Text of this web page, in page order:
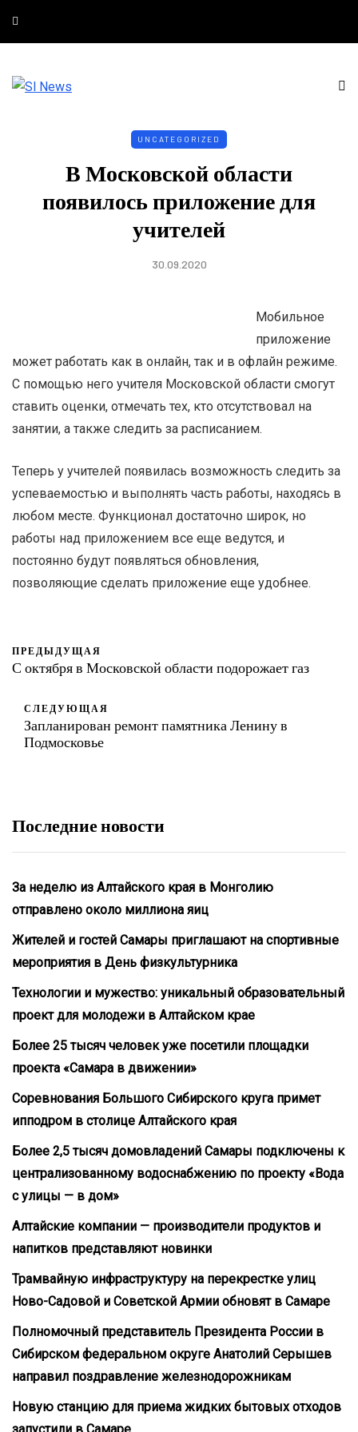
UNCATEGORIZED
В Московской области
появилось приложение для
учителей
30.09.2020
Мобильное
приложение
может работать как в онлайн, так и в офлайн режиме.
С помощью него учителя Московской области смогут
ставить оценки, отмечать тех, кто отсутствовал на
занятии, а также следить за расписанием.
Теперь у учителей появилась возможность следить за
успеваемостью и выполнять часть работы, находясь в
любом месте. Функционал достаточно широк, но
работы над приложением все еще ведутся, и
постоянно будут появляться обновления,
позволяющие сделать приложение еще удобнее.
ПРЕДЫДУЩАЯ
С октября в Московской области подорожает газ
СЛЕДУЮЩАЯ
Запланирован ремонт памятника Ленину в
Подмосковье
Последние новости
За неделю из Алтайского края в Монголию
отправлено около миллиона яиц
Жителей и гостей Самары приглашают на спортивные
мероприятия в День физкультурника
Технологии и мужество: уникальный образовательный
проект для молодежи в Алтайском крае
Более 25 тысяч человек уже посетили площадки
проекта «Самара в движении»
Соревнования Большого Сибирского круга примет
ипподром в столице Алтайского края
Более 2,5 тысяч домовладений Самары подключены к
централизованному водоснабжению по проекту «Вода
с улицы — в дом»
Алтайские компании — производители продуктов и
напитков представляют новинки
Трамвайную инфраструктуру на перекрестке улиц
Ново-Садовой и Советской Армии обновят в Самаре
Полномочный представитель Президента России в
Сибирском федеральном округе Анатолий Серышев
направил поздравление железнодорожникам
Новую станцию для приема жидких бытовых отходов